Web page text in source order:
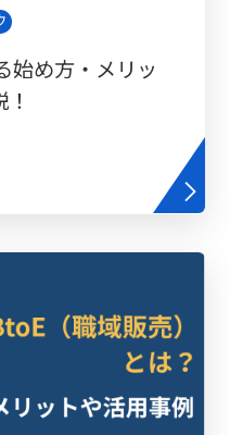
始め方・メリッ